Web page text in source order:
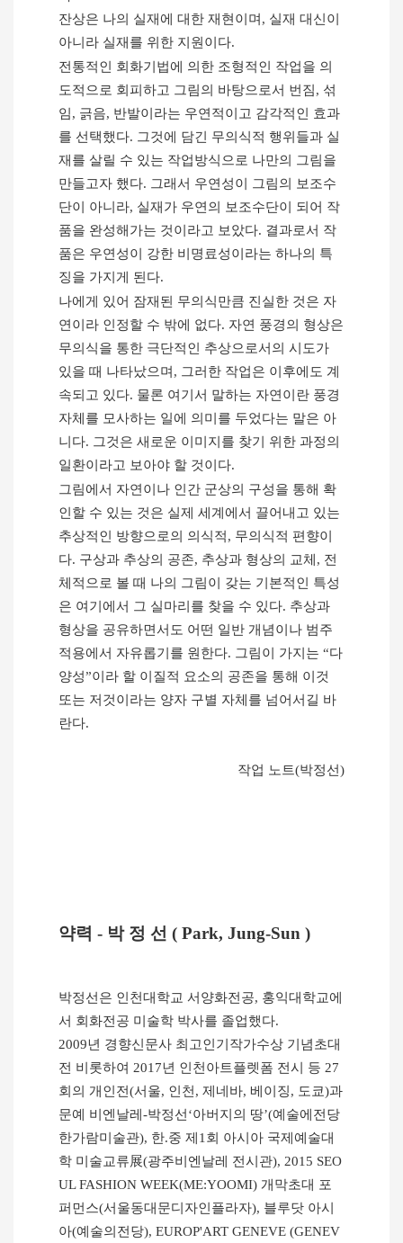
잔상은 나의 실재에 대한 재현이며 , 실재 대신이
아니라 실재를 위한 지원이다.
전통적인 회화기법에 의한 조형적인 작업을 의
도적으로 회피하고 그림의 바탕으로서 번짐, 섞
임, 긁음, 반발이라는 우연적이고 감각적인 효과
를 선택했다. 그것에 담긴 무의식적 행위들과 실
재를 살릴 수 있는 작업방식으로 나만의 그림을
만들고자 했다. 그래서 우연성이 그림의 보조수
단이 아니라, 실재가 우연의 보조수단이 되어 작
품을 완성해가는 것이라고 보았다. 결과로서 작
품은 우연성이 강한 비명료성이라는 하나의 특
징을 가지게 된다.
나에게 있어 잠재된 무의식만큼 진실한 것은 자
연이라 인정할 수 밖에 없다. 자연 풍경의 형상은
무의식을 통한 극단적인 추상으로서의 시도가
있을 때 나타났으며 , 그러한 작업은 이후에도 계
속되고 있다. 물론 여기서 말하는 자연이란 풍경
자체를 모사하는 일에 의미를 두었다는 말은 아
니다. 그것은 새로운 이미지를 찾기 위한 과정의
일환이라고 보아야 할 것이다.
그림에서 자연이나 인간 군상의 구성을 통해 확
인할 수 있는 것은 실제 세계에서 끌어내고 있는
추상적인 방향으로의 의식적, 무의식적 편향이
다. 구상과 추상의 공존, 추상과 형상의 교체 , 전
체적으로 볼 때 나의 그림이 갖는 기본적인 특성
은 여기에서 그 실마리를 찾을 수 있다. 추상과
형상을 공유하면서도 어떤 일반 개념이나 범주
적용에서 자유롭기를 원한다. 그림이 가지는 “다
양성”이라 할 이질적 요소의 공존을 통해 이것
또는 저것이라는 양자 구별 자체를 넘어서길 바
란다.
작업 노트(박정선)
약력 - 박 정 선 ( Park, Jung-Sun )
박정선은 인천대학교 서양화전공, 홍익대학교에
서 회화전공 미술학 박사를 졸업했다.
2009년 경향신문사 최고인기작가수상 기념초대
전 비롯하여 2017년 인천아트플렛폼 전시 등 27
회의 개인전(서울, 인천 , 제네바, 베이징, 도쿄)과
문예 비엔날레 -박정선 ‘아버지의 땅’(예술에전당
한가람미술관), 한.중 제 1 회 아시아 국제예술대
학 미술교류展(광주비엔날레 전시관), 2015 SEO
UL FASHION WEEK(ME:YOOMI) 개막초대 포
퍼먼스(서울동대문디자인플라자), 블루닷 아시
아(예술의전당), EUROP'ART GENEVE (GENEV